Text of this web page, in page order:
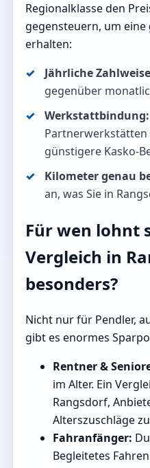
Regionalklasse den
gegensteuern, um eine
erhalten:
Jährliche
gegenüber
Werkstattbindung:
günstigere Kasko-
Kilometer genau
an, was Sie in
Für wen lohnt
Vergleich in
besonders?
Nicht nur für Pendler,
gibt es enormes
Rentner &
im Alter. Ein
Rangsdorf,
Alterszuschläge
Fahranfänger:
Begleitetes